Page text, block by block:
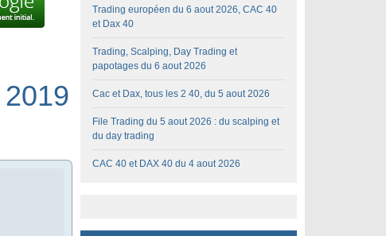
Trading européen du 6 aout 2026, CAC 40
et Dax 40
Trading, Scalping, Day Trading et
papotages du 6 aout 2026
Cac et Dax, tous les 2 40, du 5 aout 2026
File Trading du 5 aout 2026 : du scalping et
du day trading
CAC 40 et DAX 40 du 4 aout 2026